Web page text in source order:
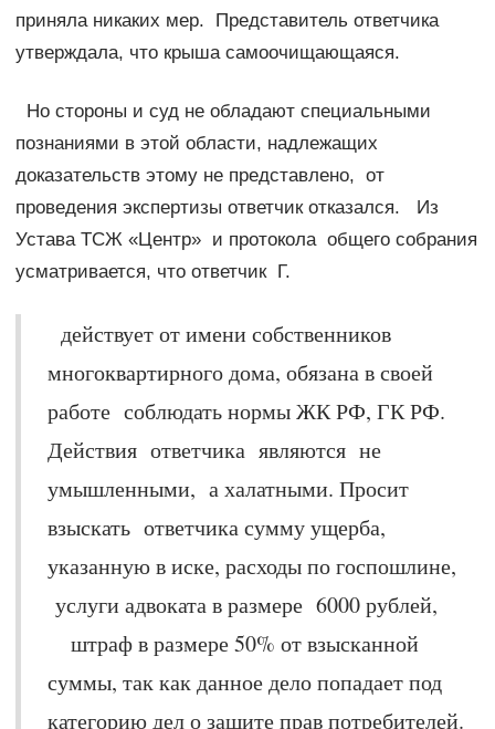
приняла никаких мер. Представитель ответчика
утверждала, что крыша самоочищающаяся.
Но стороны и суд не обладают специальными
познаниями в этой области, надлежащих
доказательств этому не представлено, от
проведения экспертизы ответчик отказался. Из
Устава ТСЖ «Центр» и протокола общего собрания
усматривается, что ответчик Г.
действует от имени собственников
многоквартирного дома, обязана в своей
работе соблюдать нормы ЖК РФ, ГК РФ.
Действия ответчика являются не
умышленными, а халатными. Просит
взыскать ответчика сумму ущерба,
указанную в иске, расходы по госпошлине,
услуги адвоката в размере 6000 рублей,
штраф в размере 50% от взысканной
суммы, так как данное дело попадает под
категорию дел о защите прав потребителей.